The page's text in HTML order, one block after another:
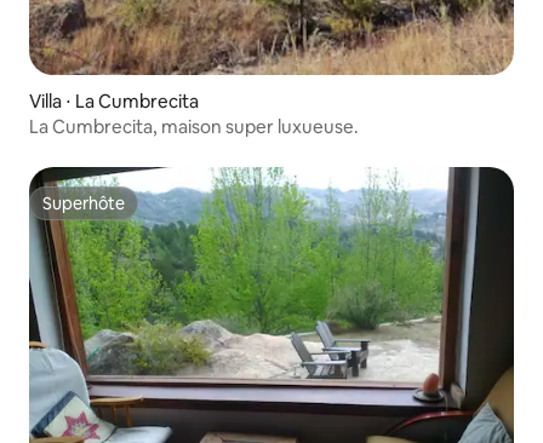
Villa ⋅ La Cumbrecita
La Cumbrecita, maison super luxueuse.
Superhôte
Superhôte